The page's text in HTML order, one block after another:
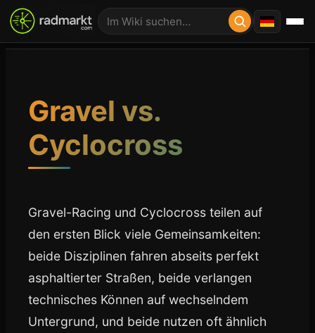
Gravel vs.
Cyclocross
Gravel-Racing und Cyclocross teilen auf
den ersten Blick viele Gemeinsamkeiten:
beide Disziplinen fahren abseits perfekt
asphaltierter Straßen, beide verlangen
technisches Können auf wechselndem
Untergrund, und beide nutzen oft ähnlich